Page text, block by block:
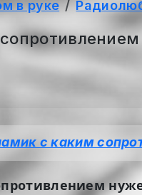
в руке
с каким